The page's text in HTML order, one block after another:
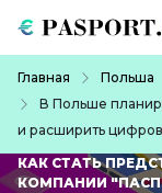
Главная Польша
В Польше
и расширить
КАК СТАТЬ
КОМПАНИИ